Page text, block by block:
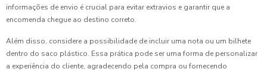
informações de envio é crucial para evitar extravios e garantir que a
encomenda chegue ao destino correto.
Além disso, considere a possibilidade de incluir uma nota ou um bilhete
dentro do saco plástico. Essa prática pode ser uma forma de personalizar
a experiência do cliente, agradecendo pela compra ou fornecendo